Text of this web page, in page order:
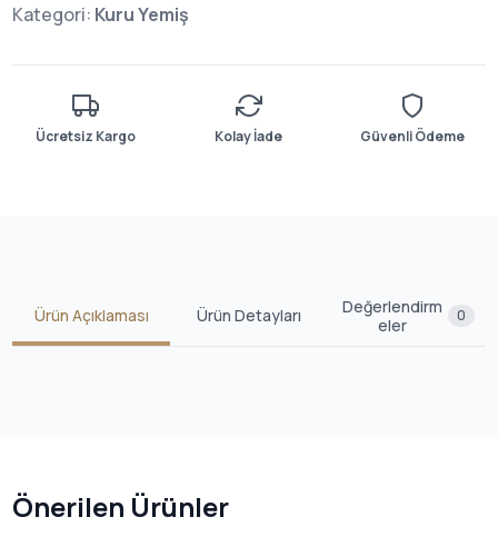
Kategori: Kuru Yemiş
Ücretsiz Kargo Kolay İade Güvenli Ödeme
Ürün Açıklaması Ürün Detayları
Değerlendirm
eler
0
Önerilen Ürünler